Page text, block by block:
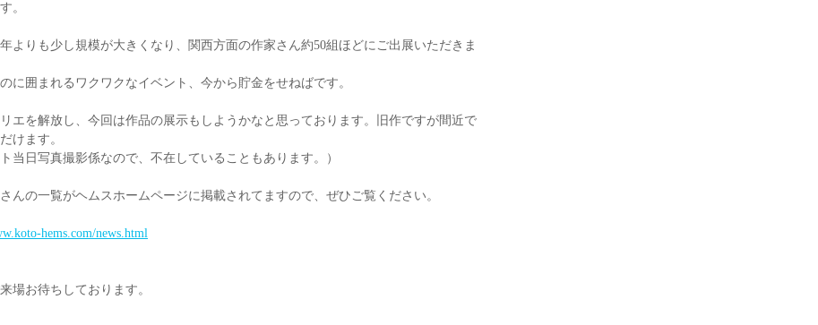
。
よりも少し規模が大きくなり、関西方面の作家さん約50組ほどにご出展いただきま
に囲まれるワクワクなイベント、今から貯金をせねばです。
エを解放し、今回は作品の展示もしようかなと思っております。旧作ですが間近で
けます。
ト当日写真撮影係なので、不在していることもあります。）
んの一覧がヘムスホームページに掲載されてますので、ぜひご覧ください。
hems.com/news.html
場お待ちしております。